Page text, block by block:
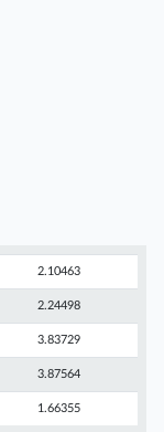
2.10463
2.24498
3.83729
3.87564
1.66355